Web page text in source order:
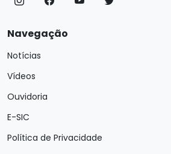
Navegação
Notícias
Vídeos
Ouvidoria
E-SIC
Política de Privacidade